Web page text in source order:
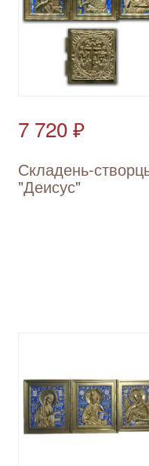
7 720 ₽
Складень-
"Деисус"